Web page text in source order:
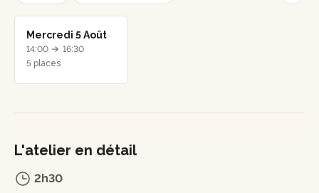
Créneau horaire
Mercredi 5 Août
14:00
16:30
5 places
L'atelier en détail
2h30